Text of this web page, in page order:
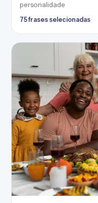
personalidade
75 frases selecionadas